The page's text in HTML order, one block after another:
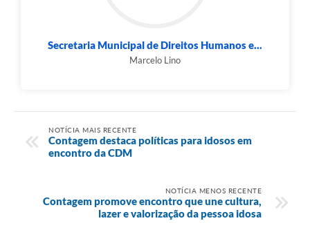
Secretaria Municipal de Direitos Humanos e...
Marcelo Lino
NOTÍCIA MAIS RECENTE
Contagem destaca políticas para idosos em
encontro da CDM
NOTÍCIA MENOS RECENTE
Contagem promove encontro que une cultura,
lazer e valorização da pessoa idosa